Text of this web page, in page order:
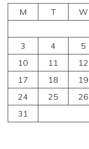
M
T W
3
4 5
10
11 12
17
18 19
24
25 26
31